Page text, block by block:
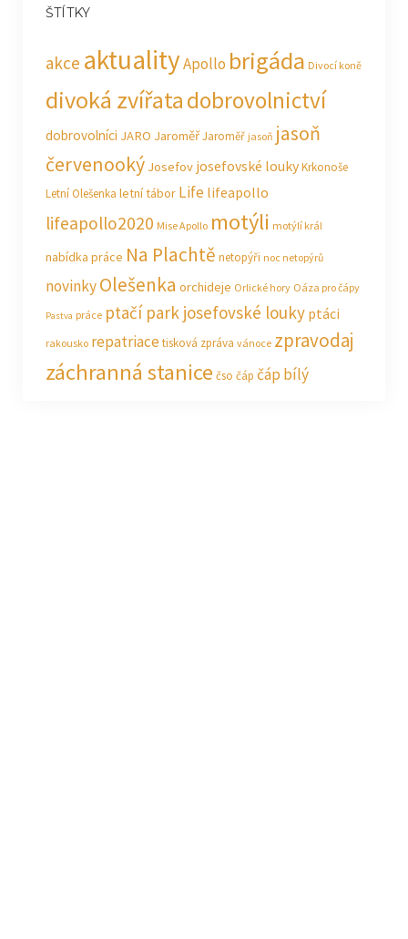
ŠTÍTKY
akce aktualityApollo brigáda Divocí koně
divoká zvířatadobrovolnictví
dobrovolníci JARO JaroměřJaroměř jasoň jasoň
červenooký Josefov josefovské loukyKrkonoše
Letní Olešenka letní tábor Life lifeapollo
lifeapollo2020 Mise Apollo motýli motýlí král
nabídka práce Na Plachtě netopýři noc netopýrů
novinkyOlešenka orchideje Orlické hory Oáza pro čápy
Pastva práce ptačí park josefovské louky ptáci
rakousko repatriacetisková zpráva vánoce zpravodaj
záchranná stanice čso čáp čáp bílý